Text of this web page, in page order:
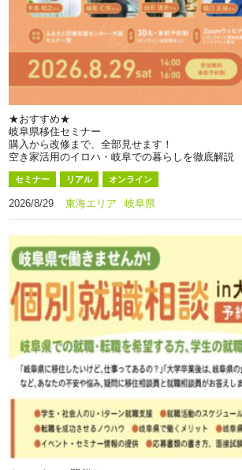
★おすすめ★
岐阜県移住セミナー
購入から改修まで、全部見せます！
空き家活用のイロハ・岐阜での暮らしを徹底解説
セミナー リアル オンライン
2026/8/29 東海エリア 岐阜県